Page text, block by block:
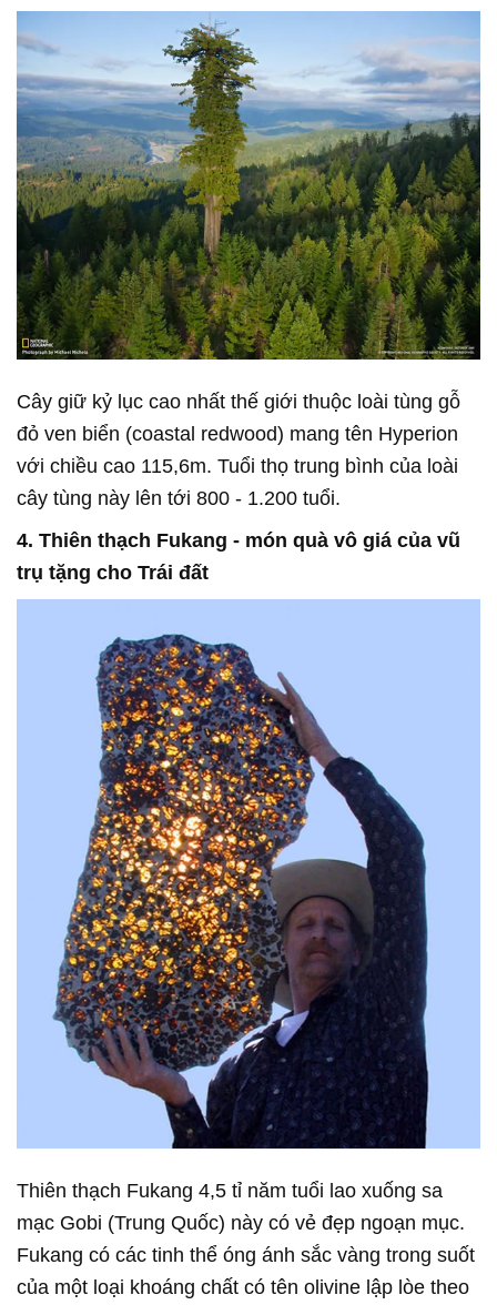
Cây giữ kỷ lục cao nhất thế giới thuộc loài tùng gỗ
đỏ ven biển (coastal redwood) mang tên Hyperion
với chiều cao 115,6m. Tuổi thọ trung bình của loài
cây tùng này lên tới 800 - 1.200 tuổi.
4. Thiên thạch Fukang - món quà vô giá của vũ
trụ tặng cho Trái đất
Thiên thạch Fukang 4,5 tỉ năm tuổi lao xuống sa
mạc Gobi (Trung Quốc) này có vẻ đẹp ngoạn mục.
Fukang có các tinh thể óng ánh sắc vàng trong suốt
của một loại khoáng chất có tên olivine lập lòe theo